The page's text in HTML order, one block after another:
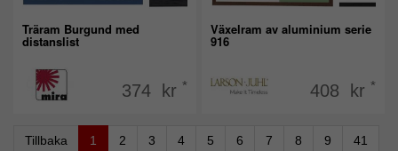
Träram Burgund med
distanslist
374 kr *
Växelram av aluminium serie
916
408 kr *
Tillbaka 1 2 3 4 5 6 7 8 9 41